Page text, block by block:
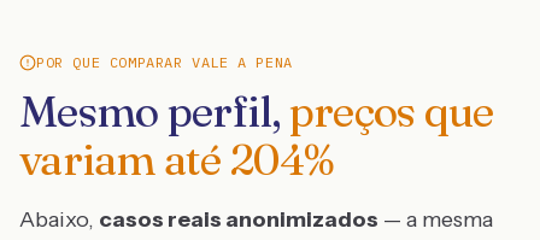
POR QUE COMPARAR VALE A PENA
Mesmo perfil, preços que
variam até 204%
Abaixo, casos reais anonimizados — a mesma